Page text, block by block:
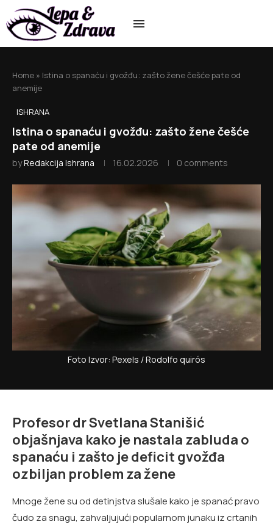
Home » Istina o spanaću i gvožđu: zašto žene češće pate od
anemije
ISHRANA
Istina o spanaću i gvožđu: zašto žene češće
pate od anemije
byRedakcija Ishrana 16.02.2026 0 comments
Foto Izvor: Pexels / Rodolfo quirós
Profesor dr Svetlana Stanišić
objašnjava kako je nastala zabluda o
spanaću i zašto je deficit gvožđa
ozbiljan problem za žene
Mnoge žene su od detinjstva slušale kako je spanać pravo
čudo za snagu, zahvaljujući popularnom junaku iz crtanih